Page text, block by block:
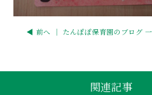
◀ 前へ ｜ たんぽぽ保育園のブログ
関連記事